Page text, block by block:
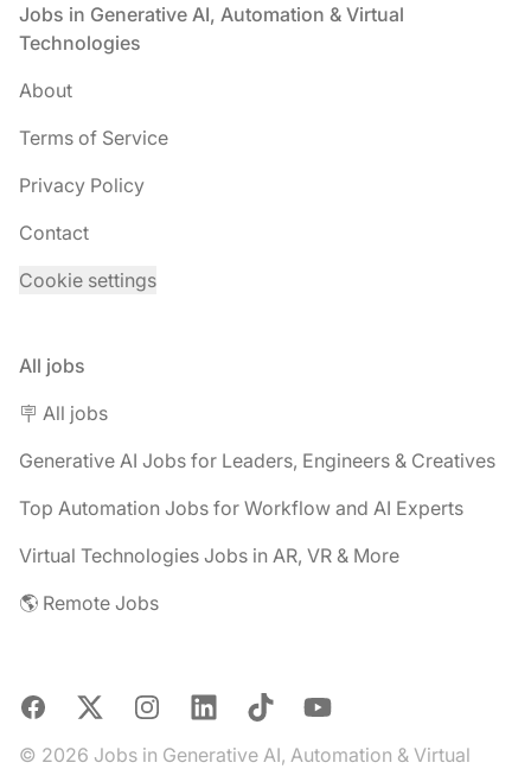
Footer
Jobs in Generative AI, Automation & Virtual
Technologies
About
Terms of Service
Privacy Policy
Contact
Cookie settings
All jobs
🪧 All jobs
Generative AI Jobs for Leaders, Engineers & Creatives
Top Automation Jobs for Workflow and AI Experts
Virtual Technologies Jobs in AR, VR & More
🌎 Remote Jobs
Facebook
X InstagramLinkedInTikTokYouTube
© 2026 Jobs in Generative AI, Automation & Virtual